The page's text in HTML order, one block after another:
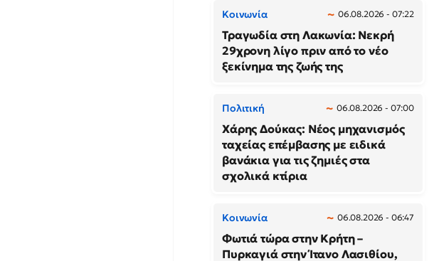
Κοινωνία 06.08.2026 - 07:22
Τραγωδία στη Λακωνία: Νεκρή
29χρονη λίγο πριν από το νέο
ξεκίνημα της ζωής της
Πολιτική 06.08.2026 - 07:00
Χάρης Δούκας: Νέος μηχανισμός
ταχείας επέμβασης με ειδικά
βανάκια για τις ζημιές στα
σχολικά κτίρια
Κοινωνία 06.08.2026 - 06:47
Φωτιά τώρα στην Κρήτη –
Πυρκαγιά στην Ίτανο Λασιθίου,